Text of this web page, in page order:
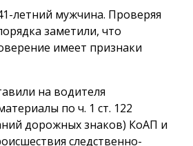
летний мужчина. Проверяя
заметили, что
имеет признаки
на водителя
по ч. 1 ст. 122
дорожных знаков) КоАП и
следственно-